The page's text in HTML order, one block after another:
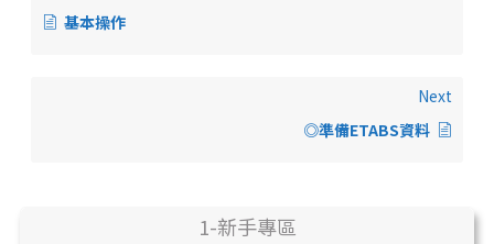
1-新手專區
基本操作
Next
◎準備ETABS資料